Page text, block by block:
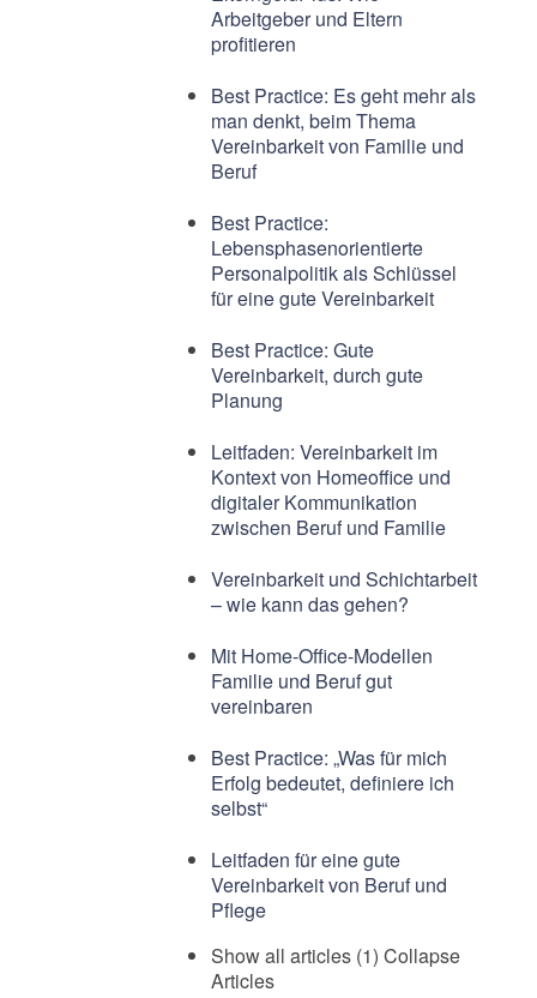
Arbeitgeber und Eltern
profitieren
Best Practice: Es geht mehr als
man denkt, beim Thema
Vereinbarkeit von Familie und
Beruf
Best Practice:
Lebensphasenorientierte
Personalpolitik als Schlüssel
für eine gute Vereinbarkeit
Best Practice: Gute
Vereinbarkeit, durch gute
Planung
Leitfaden: Vereinbarkeit im
Kontext von Homeoffice und
digitaler Kommunikation
zwischen Beruf und Familie
Vereinbarkeit und Schichtarbeit
– wie kann das gehen?
Mit Home-Office-Modellen
Familie und Beruf gut
vereinbaren
Best Practice: „Was für mich
Erfolg bedeutet, definiere ich
selbst“
Leitfaden für eine gute
Vereinbarkeit von Beruf und
Pflege
Show all articles (1) Collapse
Articles